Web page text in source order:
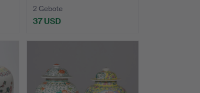
2 Gebote
37 USD